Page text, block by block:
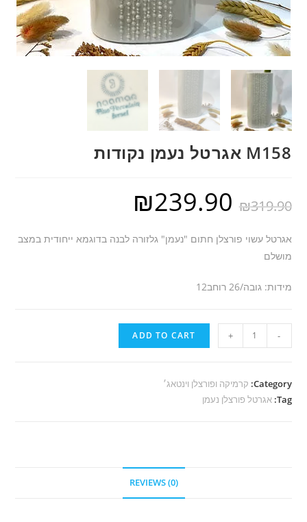
M158 אגרטל נעמן נקודות
₪319.90
₪239.90
אגרטל עשוי פורצלן חתום "נעמן" גלזורה לבנה בדוגמא ייחודית במצב
מושלם
מידות: גובה/26 רוחב12
-
M158
אגרטל
נקודות
quantity
+
ADD TO CART
Category: קרמיקה ופורצלן וינטאג׳
Tag: אגרטל פורצלן נעמן
REVIEWS (0)